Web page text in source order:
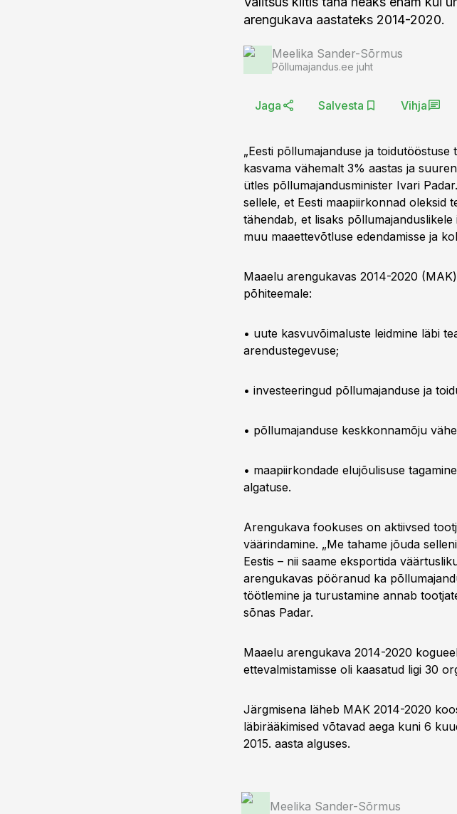
arengukava aastateks 2014-2020.
Meelika Sander-Sõrmus
Põllumajandus.ee juht
Jaga Salvesta Vihja
„Eesti põllumajanduse ja
kasvama vähemalt 3% aastas ja
ütles põllumajandusminister Ivari
sellele, et Eesti maapiirkonnad oleksid
tähendab, et lisaks
muu maaettevõtluse edendamisse ja
Maaelu arengukavas 2014-2020
põhiteemale:
• uute kasvuvõimaluste leidmine läbi
arendustegevuse;
• investeeringud põllumajanduse ja
• põllumajanduse keskkonnamõju
• maapiirkondade elujõulisuse
algatuse.
Arengukava fookuses on aktiivsed
väärindamine. „Me tahame jõuda
Eestis – nii saame eksportida
arengukavas pööranud ka
töötlemine ja turustamine annab
sõnas Padar.
Maaelu arengukava 2014-2020
ettevalmistamisse oli kaasatud ligi 30
Järgmisena läheb MAK 2014-2020
läbirääkimised võtavad aega kuni 6
2015. aasta alguses.
Meelika Sander-Sõrmus